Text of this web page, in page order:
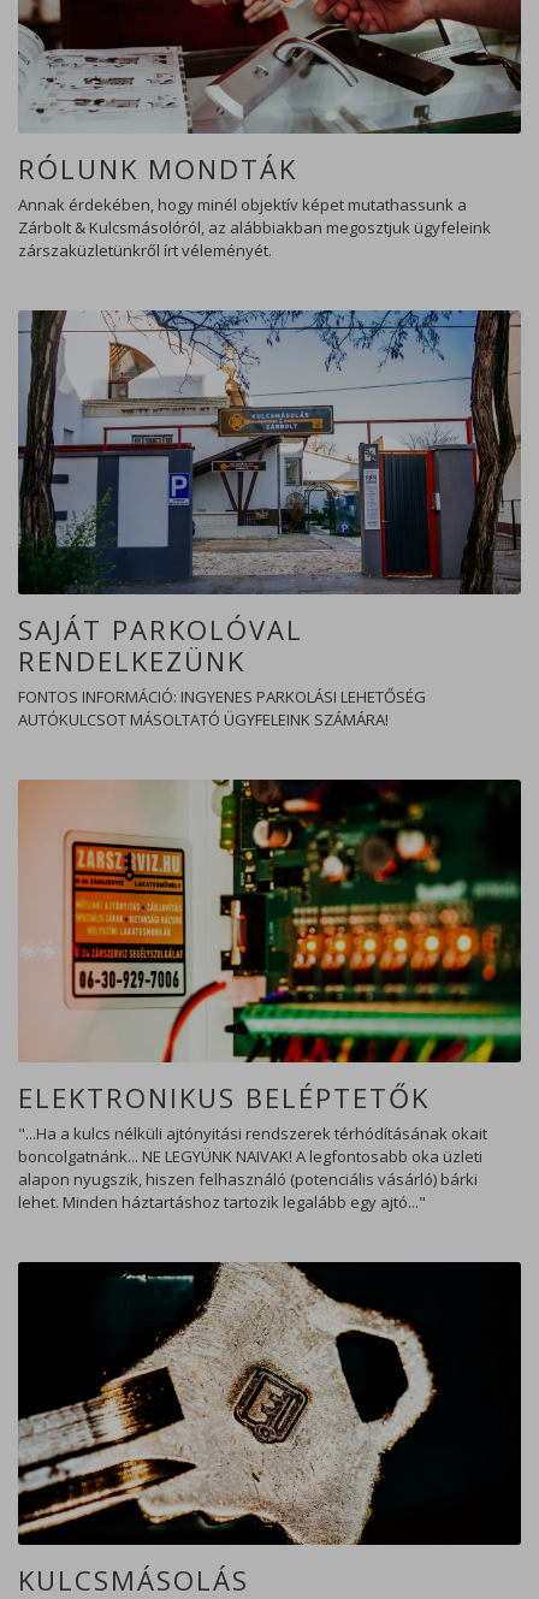
RÓLUNK MONDTÁK
Annak érdekében, hogy minél objektív képet mutathassunk a
Zárbolt & Kulcsmásolóról, az alábbiakban megosztjuk ügyfeleink
zárszaküzletünkről írt véleményét.
SAJÁT PARKOLÓVAL
RENDELKEZÜNK
FONTOS INFORMÁCIÓ: INGYENES PARKOLÁSI LEHETŐSÉG
AUTÓKULCSOT MÁSOLTATÓ ÜGYFELEINK SZÁMÁRA!
ELEKTRONIKUS BELÉPTETŐK
"...Ha a kulcs nélküli ajtónyitási rendszerek térhódításának okait
boncolgatnánk... NE LEGYÜNK NAIVAK! A legfontosabb oka üzleti
alapon nyugszik, hiszen felhasználó (potenciális vásárló) bárki
lehet. Minden háztartáshoz tartozik legalább egy ajtó..."
KULCSMÁSOLÁS